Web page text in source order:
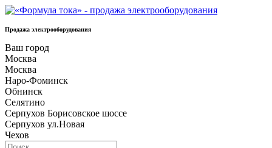
Продажа электрооборудования
Ваш город
Москва
Москва
Наро-Фоминск
Обнинск
Селятино
Серпухов Борисовское шоссе
Серпухов ул.Новая
Чехов